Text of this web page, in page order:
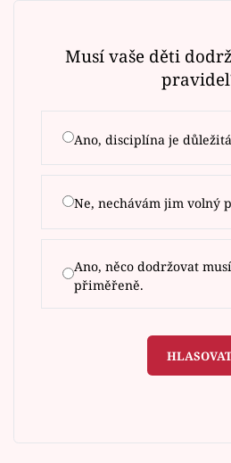
Musí vaše děti
Ano, disciplína je
Ne, nechávám jim volný
Ano, něco dodržovat
přiměřeně.